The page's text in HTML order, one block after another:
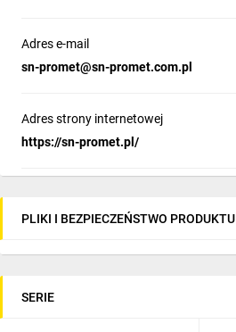
Adres e-mail
sn-promet@sn-promet.com.pl
Adres strony internetowej
https://sn-promet.pl/
PLIKI I BEZPIECZEŃSTWO PRODUKTU
SERIE